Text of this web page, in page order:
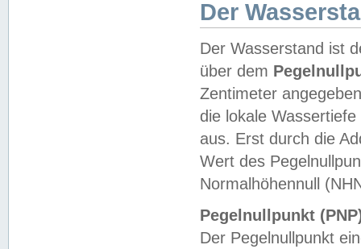
Der
Der Wasserstand ist
über dem
Zentimeter
die lokale
aus. Erst durch die
Wert des
Normalhöhennull
Pegelnullpunkt
Der Pegelnullpunkt